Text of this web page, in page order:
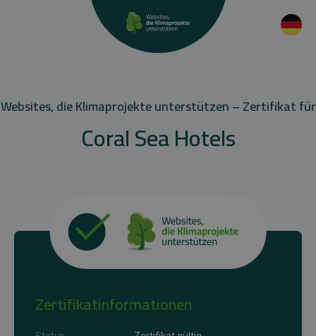
Websites, die Klimaprojekte unterstützen – Zertifikat für
Coral Sea Hotels
Zertifikatinformationen